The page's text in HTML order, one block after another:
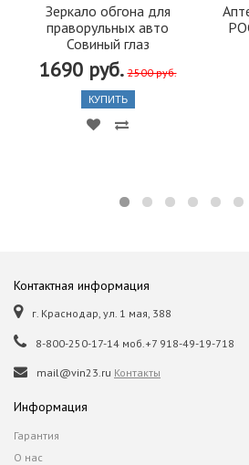
Зеркало обгона для
праворульных авто
Совиный глаз
1690 руб. 2500 руб.
КУПИТЬ
Контактная информация
г. Краснодар, ул. 1 мая, 388
8-800-250-17-14 моб.+7 918-49-19-718
mail@vin23.ru Контакты
Информация
Гарантия
О нас